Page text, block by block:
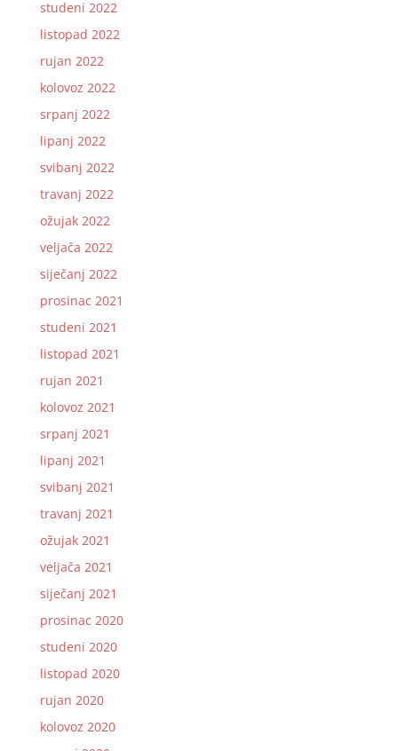
studeni 2022
listopad 2022
rujan 2022
kolovoz 2022
srpanj 2022
lipanj 2022
svibanj 2022
travanj 2022
ožujak 2022
veljača 2022
siječanj 2022
prosinac 2021
studeni 2021
listopad 2021
rujan 2021
kolovoz 2021
srpanj 2021
lipanj 2021
svibanj 2021
travanj 2021
ožujak 2021
veljača 2021
siječanj 2021
prosinac 2020
studeni 2020
listopad 2020
rujan 2020
kolovoz 2020